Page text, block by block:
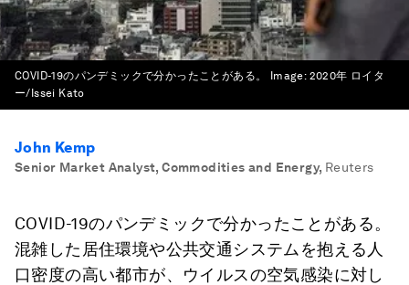
COVID-19のパンデミックで分かったことがある。 Image: 2020年 ロイタ
ー/Issei Kato
John Kemp
Senior Market Analyst, Commodities and Energy, Reuters
COVID-19のパンデミックで分かったことがある。
混雑した居住環境や公共交通システムを抱える人
口密度の高い都市が、ウイルスの空気感染に対し